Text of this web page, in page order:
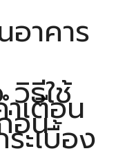
อาคาร
ธีใช้
เตือน
อน
ะเบื้อง